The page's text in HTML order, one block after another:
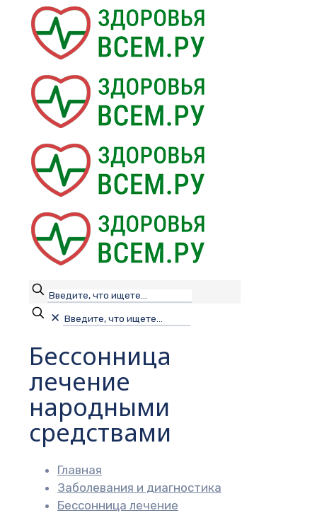
✕
Бессонница
лечение
народными
средствами
Главная
Заболевания и диагностика
Бессонница лечение